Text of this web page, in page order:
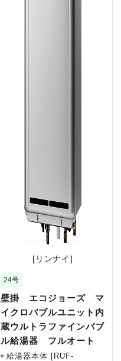
[リンナイ]
24号
壁掛 エコジョーズ マ
イクロバブルユニット内
蔵ウルトラファインバブ
ル給湯器 フルオート
給湯器本体 [RUF-